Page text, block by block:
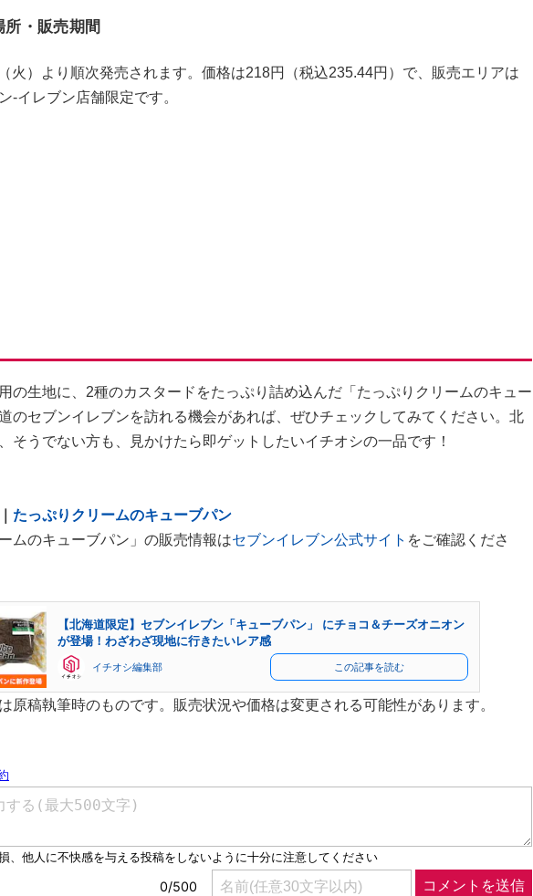
所・販売期間
火）より順次発売されます。価格は218円（税込235.44円）で、販売エリアは
-イレブン店舗限定です。
の生地に、2種のカスタードをたっぷり詰め込んだ「たっぷりクリームのキュー
のセブンイレブンを訪れる機会があれば、ぜひチェックしてみてください。北
そうでない方も、見かけたら即ゲットしたいイチオシの一品です！
たっぷりクリームのキューブパン
ムのキューブパン」の販売情報はセブンイレブン公式サイト をご確認くださ
【北海道限定】セブンイレブン「キューブパン」 にチョコ＆チーズオニオン
が登場！わざわざ現地に行きたいレア感
イチオシ編集部 この記事を読む
原稿執筆時のものです。販売状況や価格は変更される可能性があります。